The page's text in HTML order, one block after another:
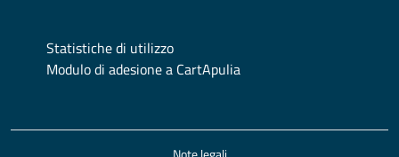
Statistiche di utilizzo
Modulo di adesione a CartApulia